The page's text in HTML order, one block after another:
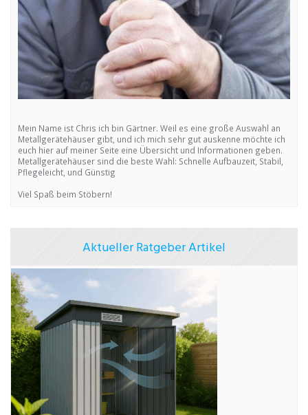
Mein Name ist Chris ich bin Gärtner. Weil es eine große Auswahl an
Metallgerätehäuser gibt, und ich mich sehr gut auskenne möchte ich
euch hier auf meiner Seite eine Übersicht und Informationen geben.
Metallgerätehäuser sind die beste Wahl: Schnelle Aufbauzeit, Stabil,
Pflegeleicht, und Günstig
Viel Spaß beim Stöbern!
Aktueller Ratgeber Artikel